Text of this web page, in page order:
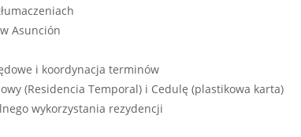
Asunción
i koordynacja terminów
(Residencia Temporal) i Cedulę (plastikowa karta)
wykorzystania rezydencji